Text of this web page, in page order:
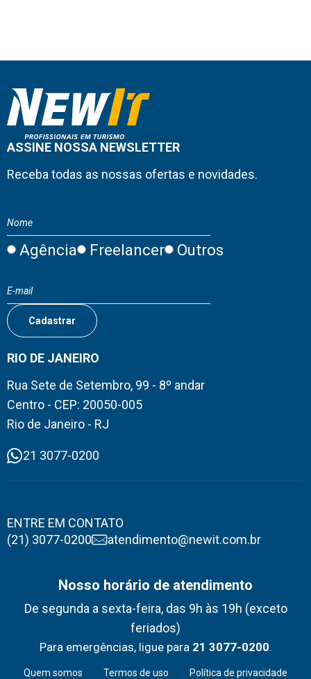
ASSINE NOSSA NEWSLETTER
Receba todas as nossas ofertas e novidades.
Agência Freelancer Outros
RIO DE JANEIRO
Rua Sete de Setembro, 99 - 8º andar
Centro - CEP: 20050-005
Rio de Janeiro - RJ
21 3077-0200
ENTRE EM CONTATO
(21) 3077-0200
atendimento@newit.com.br
Nosso horário de atendimento
De segunda a sexta-feira, das 9h às 19h (exceto
feriados)
Para emergências, ligue para 21 3077-0200.
Quem somos Termos de uso Política de privacidade